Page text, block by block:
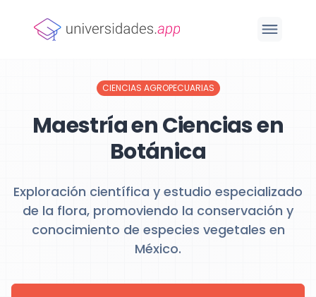
CIENCIAS AGROPECUARIAS
Maestría en Ciencias en
Botánica
Exploración científica y estudio especializado
de la flora, promoviendo la conservación y
conocimiento de especies vegetales en
México.